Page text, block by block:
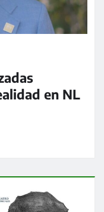
en NL